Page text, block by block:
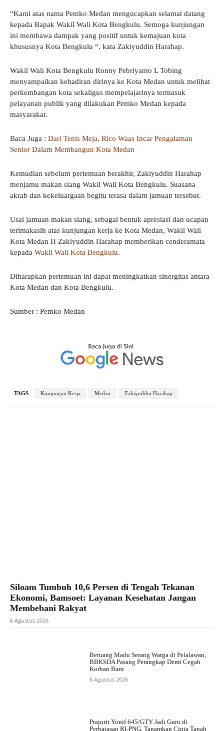
“Kami atas nama Pemko Medan mengucapkan selamat datang
kepada Bapak Wakil Wali Kota Bengkulu. Semoga kunjungan
ini membawa dampak yang positif untuk kemajuan kota
khususnya Kota Bengkulu “, kata Zakiyuddin Harahap.
Wakil Wali Kota Bengkulu Ronny Pebriyanto L Tobing
menyampaikan kehadiran dirinya ke Kota Medan untuk melihat
perkembangan kota sekaligus mempelajarinya termasuk
pelayanan publik yang dilakukan Pemko Medan kepada
masyarakat.
Baca Juga : Dari Tenis Meja, Rico Waas Incar Pengalaman
Senior Dalam Membangun Kota Medan
Kemudian sebelum pertemuan berakhir, Zakiyuddin Harahap
menjamu makan siang Wakil Wali Kota Bengkulu. Suasana
akrab dan kekeluargaan begitu terasa dalam jamuan tersebut.
Usai jamuan makan siang, sebagai bentuk apresiasi dan ucapan
terimakasih atas kunjungan kerja ke Kota Medan, Wakil Wali
Kota Medan H Zakiyuddin Harahap memberikan cenderamata
kepada Wakil Wali Kota Bengkulu.
Diharapkan pertemuan ini dapat meningkatkan sinergitas antara
Kota Medan dan Kota Bengkulu.
Sumber : Pemko Medan
TAGS Kunjungan Kerja Medan Zakiyuddin Harahap
Siloam Tumbuh 10,6 Persen di Tengah Tekanan
Ekonomi, Bamsoet: Layanan Kesehatan Jangan
Membebani Rakyat
6 Agustus 2026
Beruang Madu Serang Warga di Pelalawan,
BBKSDA Pasang Perangkap Demi Cegah
Korban Baru
6 Agustus 2026
Prajurit Yonif 645/GTY Jadi Guru di
Perbatasan RI-PNG, Tanamkan Cinta Tanah